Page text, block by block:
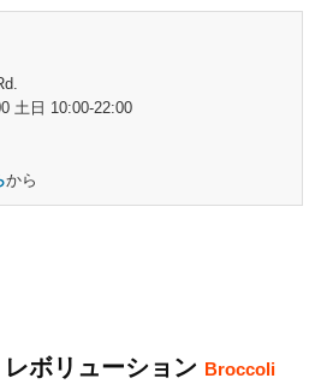
土日 10:00-22:00
から
ボリューション Broccoli